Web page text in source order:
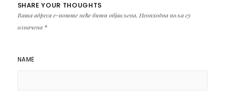
SHARE YOUR THOUGHTS
Ваша адреса е-поште неће бити објављена. Неопходна поља су
означена *
NAME